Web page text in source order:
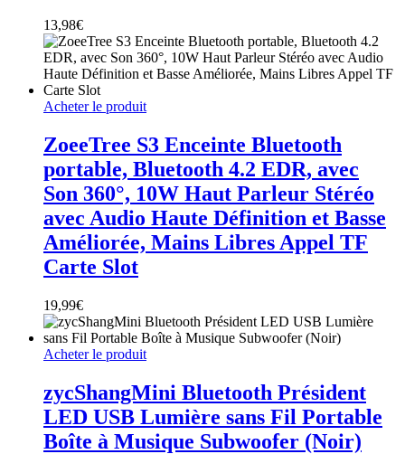
13,98€
Acheter le produit
ZoeeTree S3 Enceinte Bluetooth
portable, Bluetooth 4.2 EDR, avec
Son 360°, 10W Haut Parleur Stéréo
avec Audio Haute Définition et Basse
Améliorée, Mains Libres Appel TF
Carte Slot
19,99€
Acheter le produit
zycShangMini Bluetooth Président
LED USB Lumière sans Fil Portable
Boîte à Musique Subwoofer (Noir)